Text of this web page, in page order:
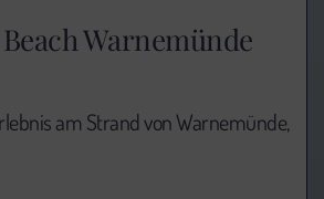
Warnemünde
am Strand von Warnemünde,